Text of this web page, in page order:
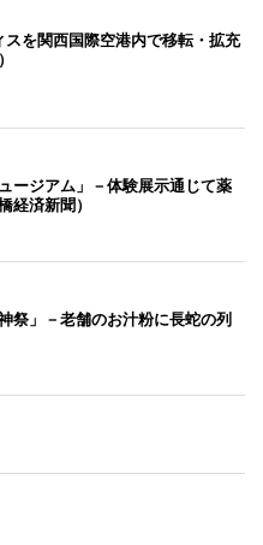
を関西国際空港内で移転・拡充
ージアム」－体験展示通じて薬
経済新聞）
祭」－老舗のお汁粉に長蛇の列